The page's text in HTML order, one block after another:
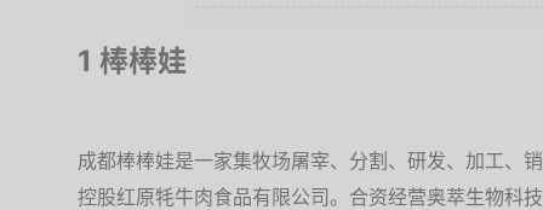
1 棒棒娃
成都棒棒娃是一家集牧场屠宰、分割、研发、加工、
控股红原牦牛肉食品有限公司。合资经营奥萃生物科